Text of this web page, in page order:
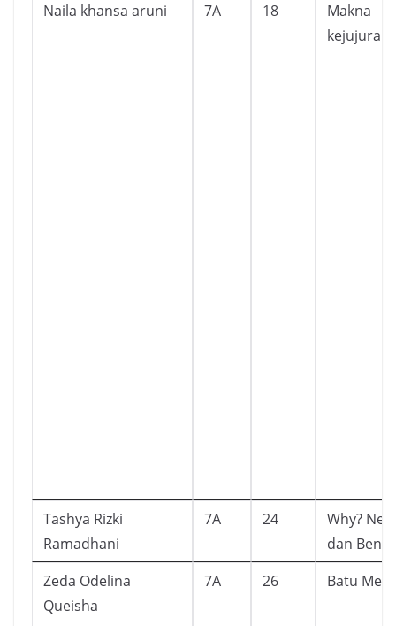
Naila khansa aruni
7A 18
Makna
kejujuran
Tashya Rizki
Ramadhani
7A 24
Why?
dan
Zeda Odelina
Queisha
7A 26 Batu